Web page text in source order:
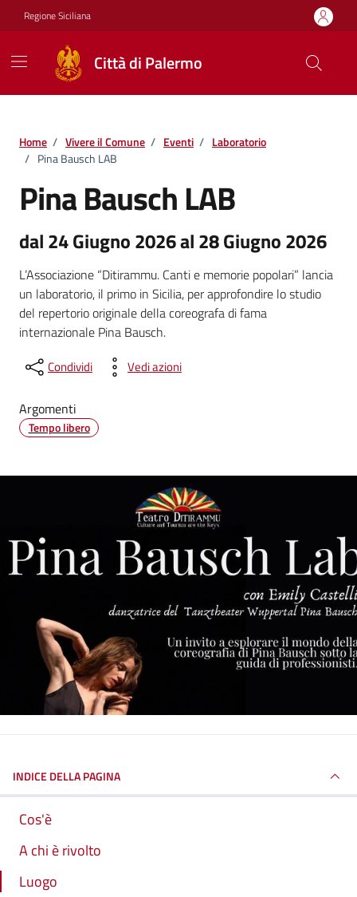
Vai ai contenuti
Vai al footer
Regione Siciliana
Città di Palermo
Home / Vivere il Comune / Eventi / Laboratorio
/ Pina Bausch LAB
Pina Bausch LAB
dal 24 Giugno 2026 al 28 Giugno 2026
L’Associazione “Ditirammu. Canti e memorie popolari” lancia
un laboratorio, il primo in Sicilia, per approfondire lo studio
del repertorio originale della coreografa di fama
internazionale Pina Bausch.
Condividi Vedi azioni
Argomenti
Tempo libero
INDICE DELLA PAGINA
Cos'è
A chi è rivolto
Luogo